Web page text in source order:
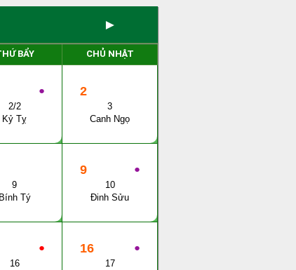
►
BẨY CHỦ NHẬT
●
2/2
Kỷ Tỵ
2
3
Canh Ngọ
9
Bính Tý
●
9
10
Đinh Sửu
●
16
●
16
17